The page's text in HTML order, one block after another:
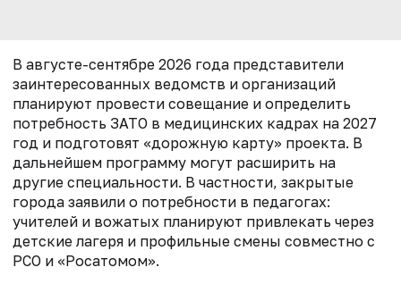
В августе-сентябре 2026 года представители
заинтересованных ведомств и организаций
планируют провести совещание и определить
потребность ЗАТО в медицинских кадрах на 2027
год и подготовят «дорожную карту» проекта. В
дальнейшем программу могут расширить на
другие специальности. В частности, закрытые
города заявили о потребности в педагогах:
учителей и вожатых планируют привлекать через
детские лагеря и профильные смены совместно с
РСО и «Росатомом».